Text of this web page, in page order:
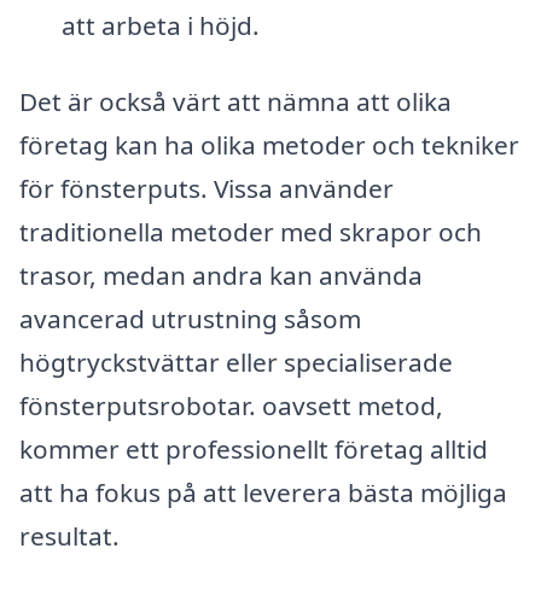
att arbeta i höjd.
Det är också värt att nämna att olika
företag kan ha olika metoder och tekniker
för fönsterputs. Vissa använder
traditionella metoder med skrapor och
trasor, medan andra kan använda
avancerad utrustning såsom
högtryckstvättar eller specialiserade
fönsterputsrobotar. oavsett metod,
kommer ett professionellt företag alltid
att ha fokus på att leverera bästa möjliga
resultat.